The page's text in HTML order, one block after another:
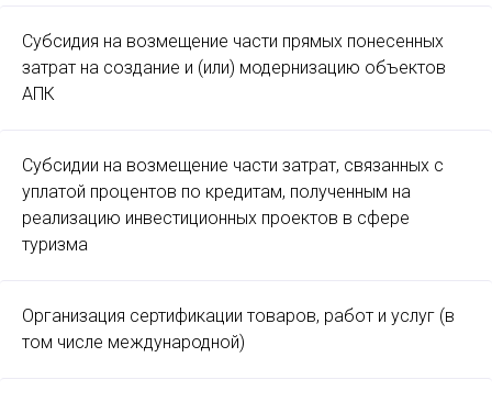
Субсидия на возмещение части прямых понесенных
затрат на создание и (или) модернизацию объектов
АПК
Субсидии на возмещение части затрат, связанных с
уплатой процентов по кредитам, полученным на
реализацию инвестиционных проектов в сфере
туризма
Организация сертификации товаров, работ и услуг (в
том числе международной)